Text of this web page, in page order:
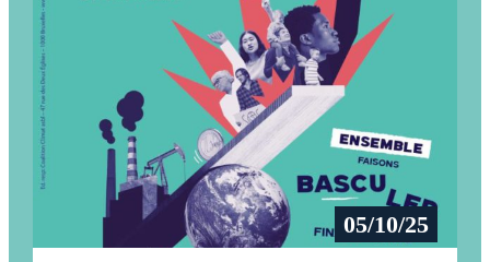
05/10/25